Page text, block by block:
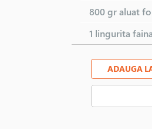
800 graluat
1 lingurita
ADAUGA